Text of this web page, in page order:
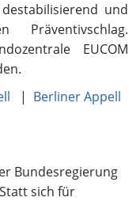
und
Präventivschlag.
EUCOM
| Berliner Appell
Bundesregierung
sich für